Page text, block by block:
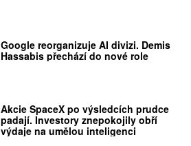
Google reorganizuje AI divizi. Demis
Hassabis přechází do nové role
Akcie SpaceX po výsledcích prudce
padají. Investory znepokojily obří
výdaje na umělou inteligenci